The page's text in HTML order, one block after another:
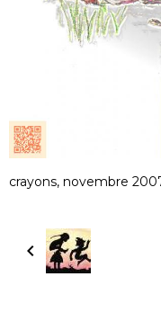
crayons, novembre